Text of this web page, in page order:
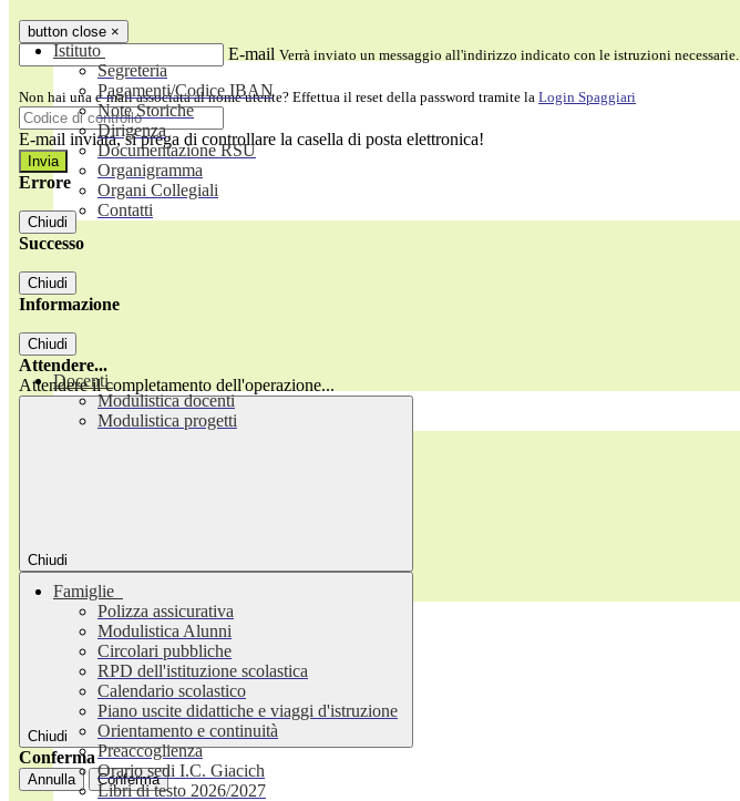
button close ×
E-mail Verrà inviato un messaggio all'indirizzo indicato con le istruzioni necessarie.
Non hai una e-mail associata al nome utente? Effettua il reset della password tramite la Login Spaggiari
E-mail inviata, si prega di controllare la casella di posta elettronica!
Errore
Chiudi
Successo
Chiudi
Informazione
Chiudi
Attendere...
Attendere il completamento dell'operazione...
Chiudi
Chiudi
Conferma
Annulla Conferma
Istituto
Segreteria
Pagamenti/Codice IBAN
Note Storiche
Dirigenza
Documentazione RSU
Organigramma
Organi Collegiali
Contatti
Docenti
Modulistica docenti
Modulistica progetti
Famiglie
Polizza assicurativa
Modulistica Alunni
Circolari pubbliche
RPD dell'istituzione scolastica
Calendario scolastico
Piano uscite didattiche e viaggi d'istruzione
Orientamento e continuità
Preaccoglienza
Orario sedi I.C. Giacich
Libri di testo 2026/2027